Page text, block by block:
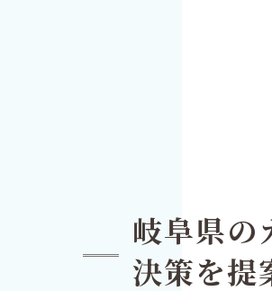
岐阜県
決策を提